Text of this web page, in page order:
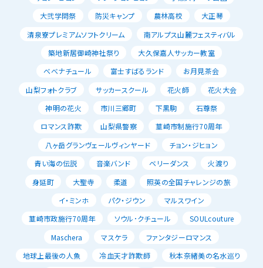
大弐学問祭
防災キャンプ 農林高校
大正琴
清泉寮プレミアムソフトクリーム
南アルプス山麓フェスティバル
築地新居御崎神社祭り
大久保嘉人サッカー教室
べべナチュール
富士すばるランド
お月見茶会
山梨フォトクラブ
サッカースクール 花火師
花火大会
神明の花火
市川三郷町 下黒駒
石尊祭
ロマンス詐欺
山梨県警察
韮崎市制施行70周年
八ヶ岳グランヴェールヴィンヤード
チョン・ジヒョン
青い海の伝説
音楽バンド ベリーダンス
火渡り
身延町
大聖寺 柔道
照英の全国チャレンジの旅
イ・ミンホ
パク・ジウン
マルスワイン
韮崎市政施行70周年
ソウル･クチュール
SOULcouture
Maschera
マスケラ
ファンタジーロマンス
地球上最後の人魚
冷血天才詐欺師
秋本奈緒美の名水巡り